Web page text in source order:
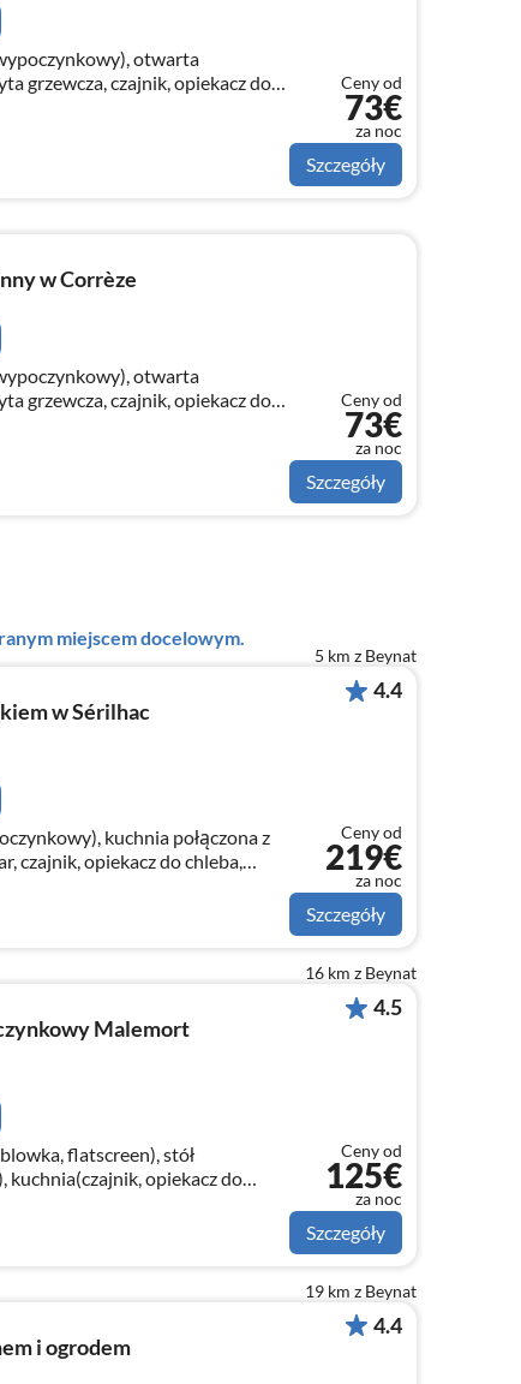
otwarta
grzewcza, czajnik, opiekacz do
Ceny od
73€
za noc
Szczegóły
w Corrèze
otwarta
grzewcza, czajnik, opiekacz do
kuchenka mikrofalowa,
Ceny od
73€
za noc
Szczegóły
miejscem docelowym.
5 km z Beynat
w Sérilhac
kuchnia połączona z
czajnik, opiekacz do chleba,
4.4
Ceny od
219€
za noc
Szczegóły
16 km z Beynat
Malemort
flatscreen), stół
kuchnia(czajnik, opiekacz do
okap, zaparzacz do
4.5
Ceny od
125€
za noc
Szczegóły
19 km z Beynat
i ogrodem
4.4